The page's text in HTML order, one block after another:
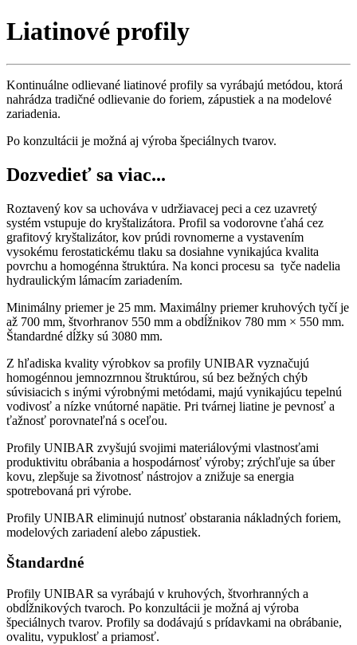
Liatinové profily
Kontinuálne odlievané liatinové profily sa vyrábajú metódou, ktorá
nahrádza tradičné odlievanie do foriem, zápustiek a na modelové
zariadenia.
Po konzultácii je možná aj výroba špeciálnych tvarov.
Dozvedieť sa viac...
Roztavený kov sa uchováva v udržiavacej peci a cez uzavretý
systém vstupuje do kryštalizátora. Profil sa vodorovne ťahá cez
grafitový kryštalizátor, kov prúdi rovnomerne a vystavením
vysokému ferostatickému tlaku sa dosiahne vynikajúca kvalita
povrchu a homogénna štruktúra. Na konci procesu sa tyče nadelia
hydraulickým lámacím zariadením.
Minimálny priemer je 25 mm. Maximálny priemer kruhových tyčí je
až 700 mm, štvorhranov 550 mm a obdĺžnikov 780 mm × 550 mm.
Štandardné dĺžky sú 3080 mm.
Z hľadiska kvality výrobkov sa profily UNIBAR vyznačujú
homogénnou jemnozrnnou štruktúrou, sú bez bežných chýb
súvisiacich s inými výrobnými metódami, majú vynikajúcu tepelnú
vodivosť a nízke vnútorné napätie. Pri tvárnej liatine je pevnosť a
ťažnosť porovnateľná s oceľou.
Profily UNIBAR zvyšujú svojimi materiálovými vlastnosťami
produktivitu obrábania a hospodárnosť výroby; zrýchľuje sa úber
kovu, zlepšuje sa životnosť nástrojov a znižuje sa energia
spotrebovaná pri výrobe.
Profily UNIBAR eliminujú nutnosť obstarania nákladných foriem,
modelových zariadení alebo zápustiek.
Štandardné
Profily UNIBAR sa vyrábajú v kruhových, štvorhranných a
obdĺžnikových tvaroch. Po konzultácii je možná aj výroba
špeciálnych tvarov. Profily sa dodávajú s prídavkami na obrábanie,
ovalitu, vypuklosť a priamosť.